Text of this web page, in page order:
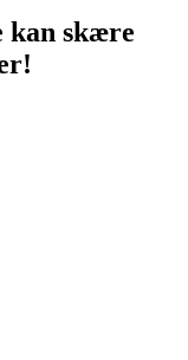
kan skære